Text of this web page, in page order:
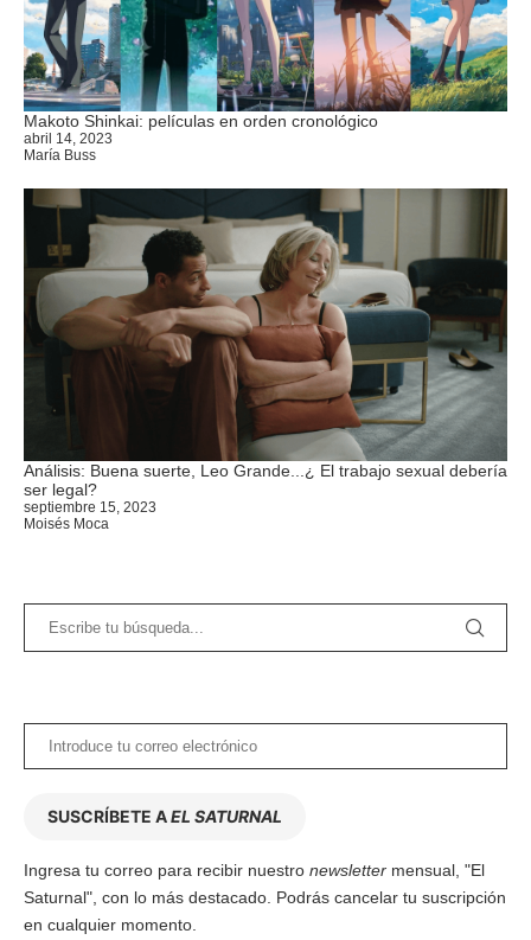
Makoto Shinkai: películas en orden cronológico
abril 14, 2023
María Buss
Análisis: Buena suerte, Leo Grande...¿ El trabajo sexual debería
ser legal?
septiembre 15, 2023
Moisés Moca
SUSCRÍBETE AEL SATURNAL
Ingresa tu correo para recibir nuestro newsletter mensual, "El
Saturnal", con lo más destacado. Podrás cancelar tu suscripción
en cualquier momento.